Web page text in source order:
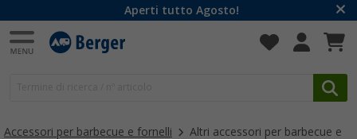
Aperti tutto Agosto!
Accessori per barbecue e fornelli
Altri accessori per barbecue e